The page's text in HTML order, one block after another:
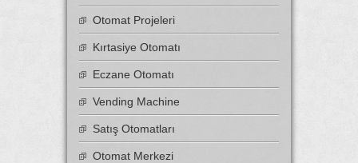
Otomat Projeleri
Kırtasiye Otomatı
Eczane Otomatı
Vending Machine
Satış Otomatları
Otomat Merkezi